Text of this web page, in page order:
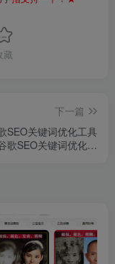
藏
下一篇
SEO关键词优化工具
谷歌SEO关键词优化工